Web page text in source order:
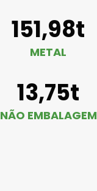
151,98t
METAL
13,75t
NÃO EMBALAGEM